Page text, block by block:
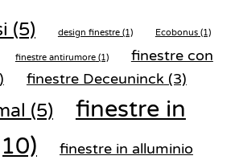
(5) design finestre(1) Ecobonus(1)
finestre antirumore(1)
finestre con
finestre Deceuninck(3)
(5)
finestre in
finestre in alluminio